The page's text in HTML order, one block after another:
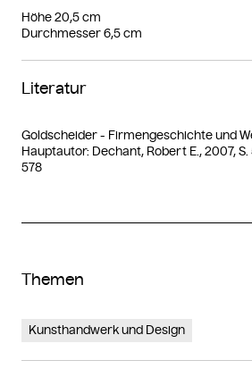
Höhe 20,5 cm
Durchmesser 6,5 cm
Literatur
Goldscheider - Firmengeschichte und
Hauptautor: Dechant, Robert E., 2007, S.
578
Themen
Kunsthandwerk und Design